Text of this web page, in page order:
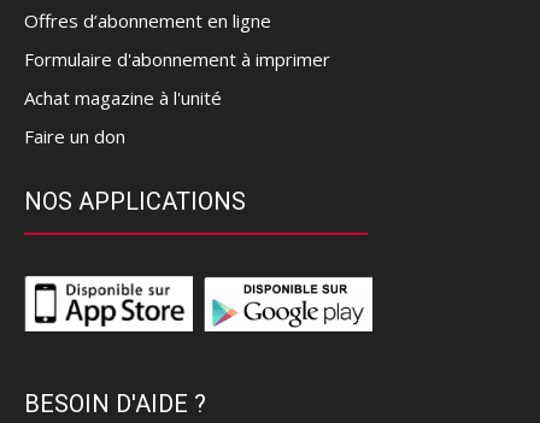
Offres d’abonnement en ligne
Formulaire d'abonnement à imprimer
Achat magazine à l'unité
Faire un don
NOS APPLICATIONS
BESOIN D'AIDE ?